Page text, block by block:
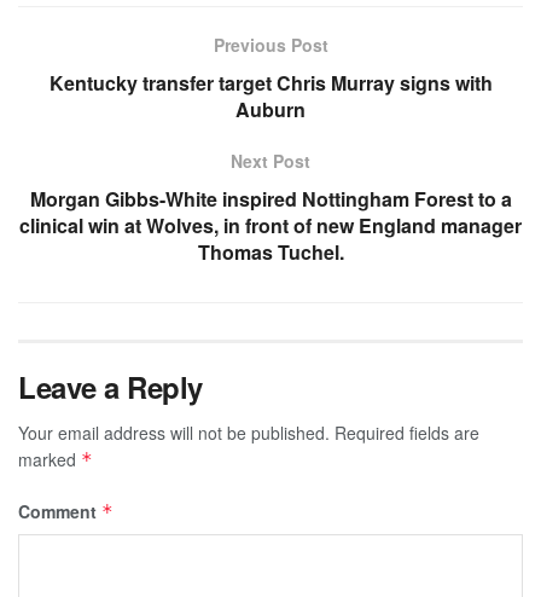
Previous Post
Kentucky transfer target Chris Murray signs with
Auburn
Next Post
Morgan Gibbs-White inspired Nottingham Forest to a
clinical win at Wolves, in front of new England manager
Thomas Tuchel.
Leave a Reply
Your email address will not be published. Required fields are
marked *
Comment *